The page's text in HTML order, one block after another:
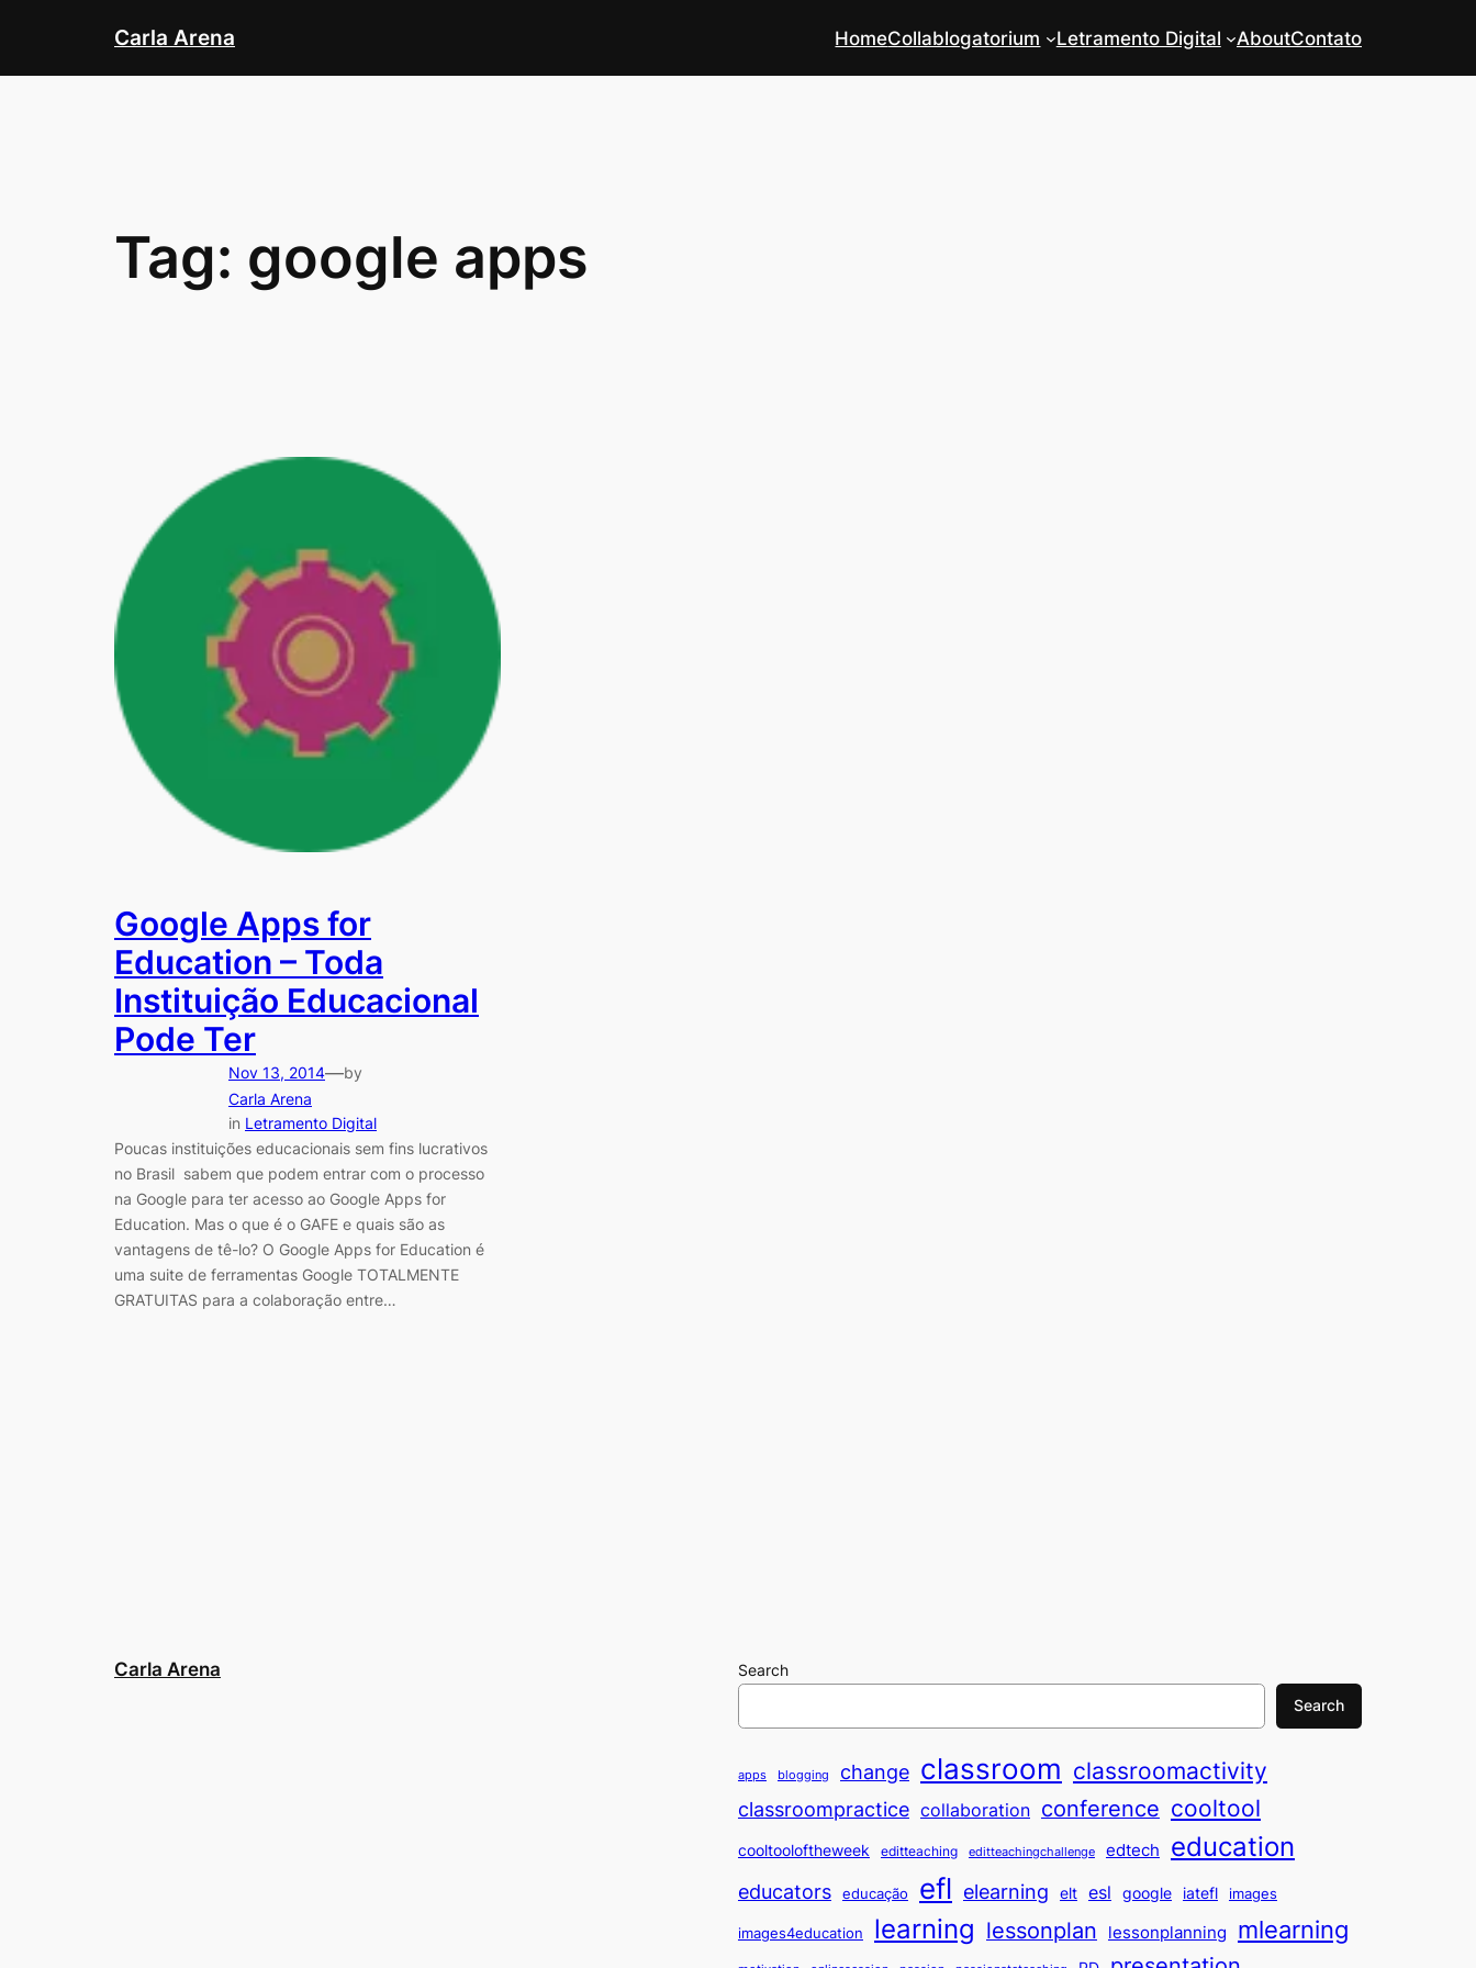
content
Carla Arena HomeCollablogatorium Letramento Digital AboutContato
Tag: google apps
Google Apps for
Education – Toda
Instituição Educacional
Pode Ter
Nov 13, 2014—by
Carla Arena
in Letramento Digital
Poucas instituições educacionais sem fins lucrativos
no Brasil sabem que podem entrar com o processo
na Google para ter acesso ao Google Apps for
Education. Mas o que é o GAFE e quais são as
vantagens de tê-lo? O Google Apps for Education é
uma suite de ferramentas Google TOTALMENTE
GRATUITAS para a colaboração entre…
Carla Arena
Search
Search
apps blogging change classroom classroomactivity
classroompractice collaboration conference cooltool
cooltooloftheweek editteaching editteachingchallenge edtech education
educators educação efl elearning elt esl google iatefl images
images4education learning lessonplan lessonplanning mlearning